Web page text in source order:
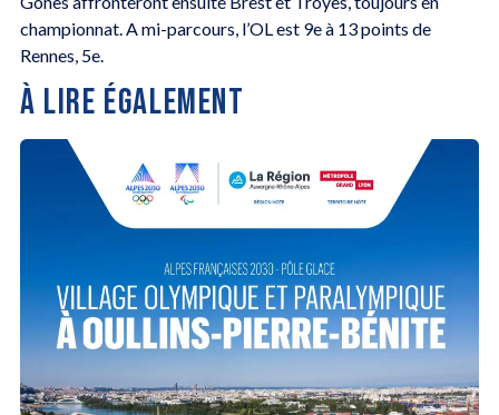
championnat. A mi-parcours, l’OL est 9e à 13 points de
Rennes, 5e.
À LIRE ÉGALEMENT